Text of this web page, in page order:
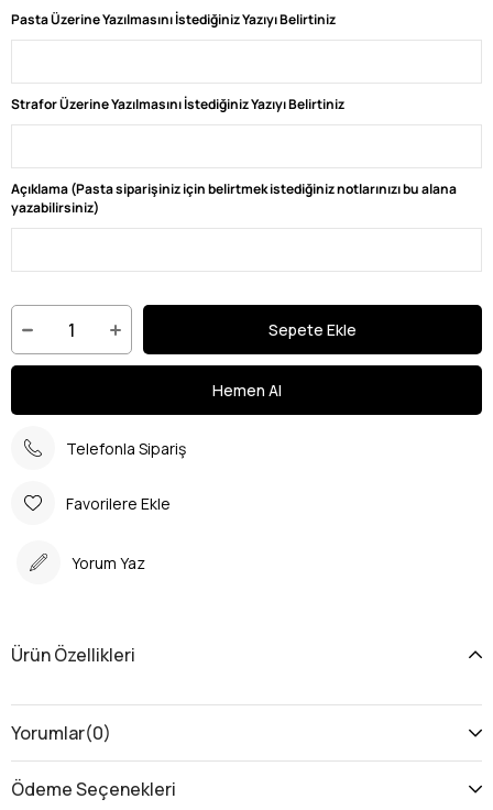
Pasta Üzerine Yazılmasını İstediğiniz Yazıyı Belirtiniz
Strafor Üzerine Yazılmasını İstediğiniz Yazıyı Belirtiniz
Açıklama (Pasta siparişiniz için belirtmek istediğiniz notlarınızı bu alana
yazabilirsiniz)
Telefonla Sipariş
Favorilere Ekle
Yorum Yaz
Ürün Özellikleri
Yorumlar(0)
Ödeme Seçenekleri